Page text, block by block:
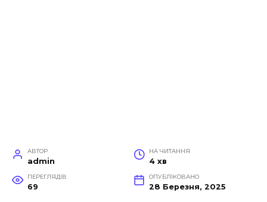
АВТОР
admin
НА ЧИТАННЯ
4 хв
ПЕРЕГЛЯДІВ
69
ОПУБЛІКОВАНО
28 Березня, 2025